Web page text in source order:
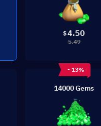
$4.50
5.49
- 13%
14000 Gems